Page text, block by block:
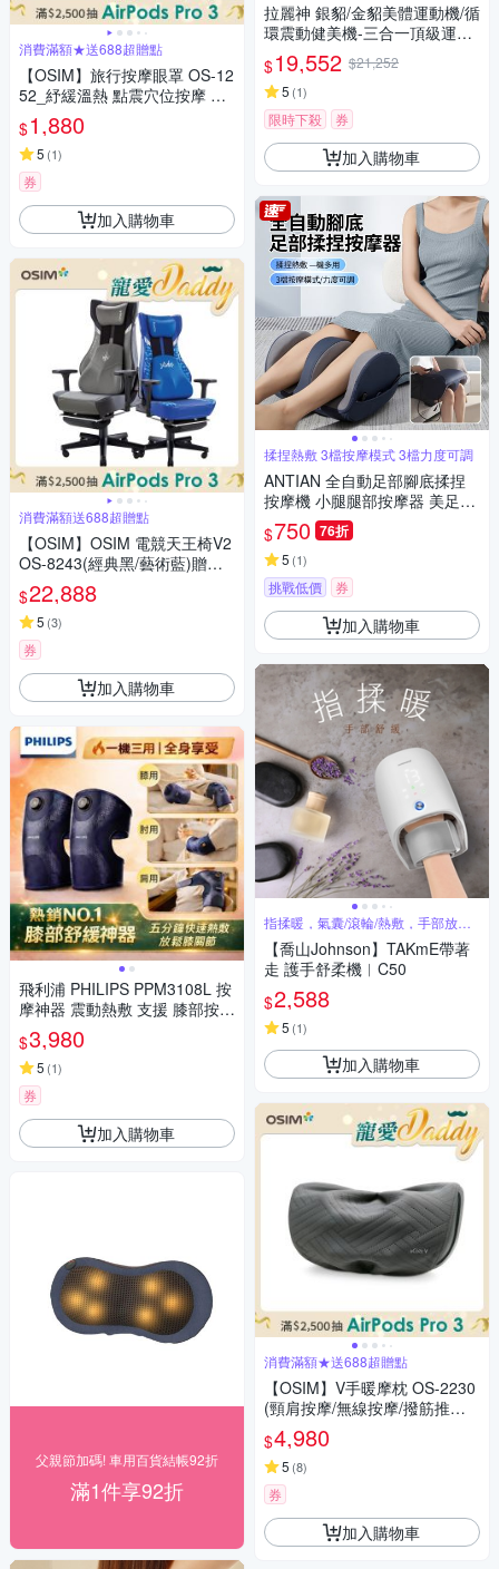
消費滿額★送688超贈點
【OSIM】旅行按摩眼罩 OS-12
52_紓緩溫熱 點震穴位按摩 旅
行眼罩 眼部按摩 按摩眼罩 眼部
按摩器
$1,880
5 (1)
券
加入購物車
消費滿額送688超贈點
【OSIM】OSIM 電競天王椅V2
OS-8243(經典黑/藝術藍)贈腳
托_按摩椅 電競按摩椅 工學椅
電腦椅 辦公椅 電競椅
$22,888
5 (3)
券
加入購物車
飛利浦 PHILIPS PPM3108L 按
摩神器 震動熱敷 支援 膝部按摩
肘部 肩膀按摩 深藍色 尺寸 L
男女適用 母親節 父親節 情人節
生日 禮物
$3,980
5 (1)
券
加入購物車
父親節加碼! 車用百貨結帳92折
滿1件享92折
拉麗神 銀貂/金貂美體運動機/循
環震動健美機-三合一頂級運動
機 YK-978 全身搖擺機 動動機
抖抖機 適銀髮族 懶人運動健身
機 台灣製造
$19,552 $21,252
5 (1)
限時下殺 券
加入購物車
揉捏熱敷 3檔按摩模式 3檔力度可調
ANTIAN 全自動足部腳底揉捏
按摩機 小腿腿部按摩器 美足美
腿足療機 腳底放鬆神器
$750 76折
5 (1)
挑戰低價 券
加入購物車
指揉暖，氣囊/滾輪/熱敷，手部放鬆
SPA
【喬山Johnson】TAKmE帶著
走 護手舒柔機︱C50
$2,588
5 (1)
加入購物車
消費滿額★送688超贈點
【OSIM】V手暖摩枕 OS-2230
(頸肩按摩/無線按摩/撥筋推揉/
溫熱紓緩)
$4,980
5 (8)
券
加入購物車